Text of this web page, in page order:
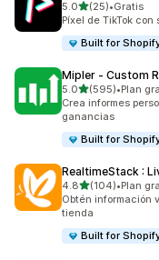
5.0de 5 estrellas
(25)
25 reseñas en total
•Gratis
Píxel de TikTok
Built for
Mipler ‑ Custom
5.0de 5 estrellas
(595)
595 reseñas en
•Plan
Crea informes
ganancias
Built for
RealtimeStack :
4.8de 5 estrellas
(104)
104 reseñas en
•Plan
Obtén información
tienda
Built for